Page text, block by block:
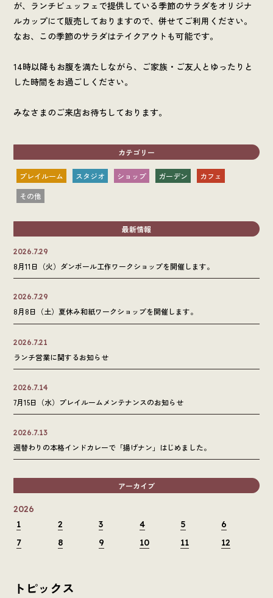
が、ランチビュッフェで提供している季節のサラダをオリジナ
ルカップにて販売しておりますので、併せてご利用ください。
なお、この季節のサラダはテイクアウトも可能です。
14時以降もお腹を満たしながら、ご家族・ご友人とゆったりと
した時間をお過ごしください。
みなさまのご来店お待ちしております。
カテゴリー
プレイルーム スタジオ ショップ ガーデン
カフェ
その他
最新情報
2026.7.29
8月11日（火）ダンボール工作ワークショップを開催します。
2026.7.29
8月8日（土）夏休み和紙ワークショップを開催します。
2026.7.21
ランチ営業に関するお知らせ
2026.7.14
7月15日（水）プレイルームメンテナンスのお知らせ
2026.7.13
週替わりの本格インドカレーで「揚げナン」はじめました。
アーカイブ
2026
1
2 3 4 5
6
7
8 9 10 11 12
トピックス